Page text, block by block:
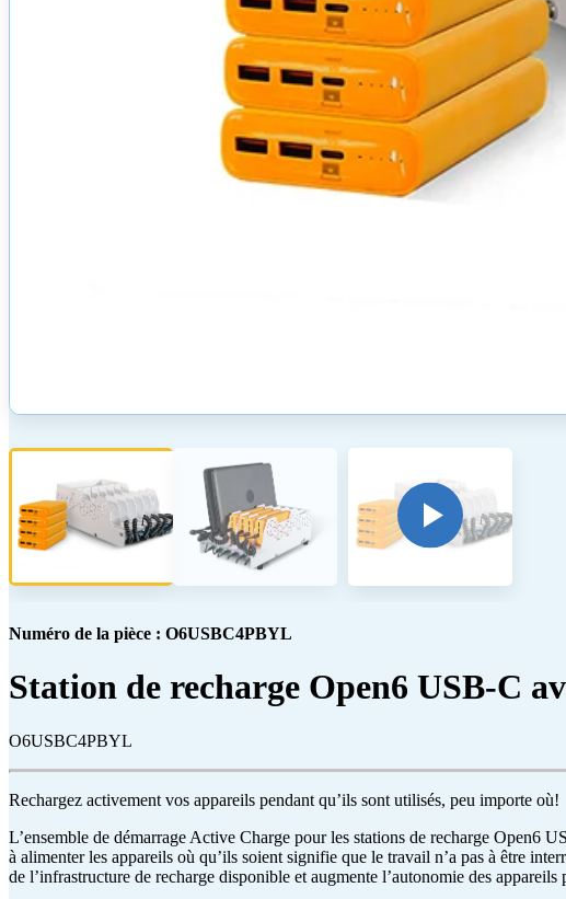
Numéro de la pièce : O6USBC4PBYL
Station de recharge Open6 USB‑C
O6USBC4PBYL
Rechargez activement vos appareils pendant qu’ils sont utilisés, peu importe où!
L’ensemble de démarrage Active Charge pour les stations de recharge Open6
à alimenter les appareils où qu’ils soient signifie que le travail n’a pas à être
de l’infrastructure de recharge disponible et augmente l’autonomie des appareils